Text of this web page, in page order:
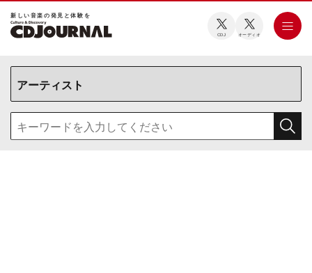
新しい⾳楽の発⾒と体験を
CDJ オーディオ